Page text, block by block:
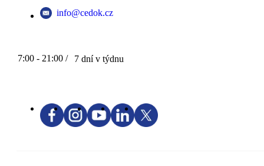
info@cedok.cz
7:00 - 21:00 / 7 dní v týdnu